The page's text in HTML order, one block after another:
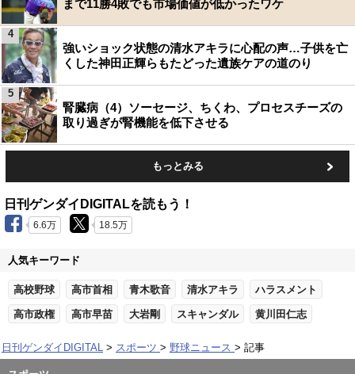
まで11勝4敗でも市場価値が低かったワケ
強いショック状態の清水アキラに心配の声…子供を亡
くした神田正輝らもたどった遺族ケアの道のり
4
腎臓病（4）ソーセージ、ちくわ、プロセスチーズの
取り過ぎが腎機能を低下させる
5
もっとみる
日刊ゲンダイDIGITALを読もう！
6.6万 18.5万
人気キーワード
高校野球 高市首相 青木歌音 清水アキラ ハラスメント
高市政権 高市早苗 大岩剛 スキャンダル 黄川田仁志
日刊ゲンダイDIGITAL スポーツ 野球ニュース 記事